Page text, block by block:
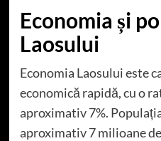
Economia și
Laosului
Economia Laosului este
economică rapidă, cu o
aproximativ 7%.
aproximativ 7 milioane